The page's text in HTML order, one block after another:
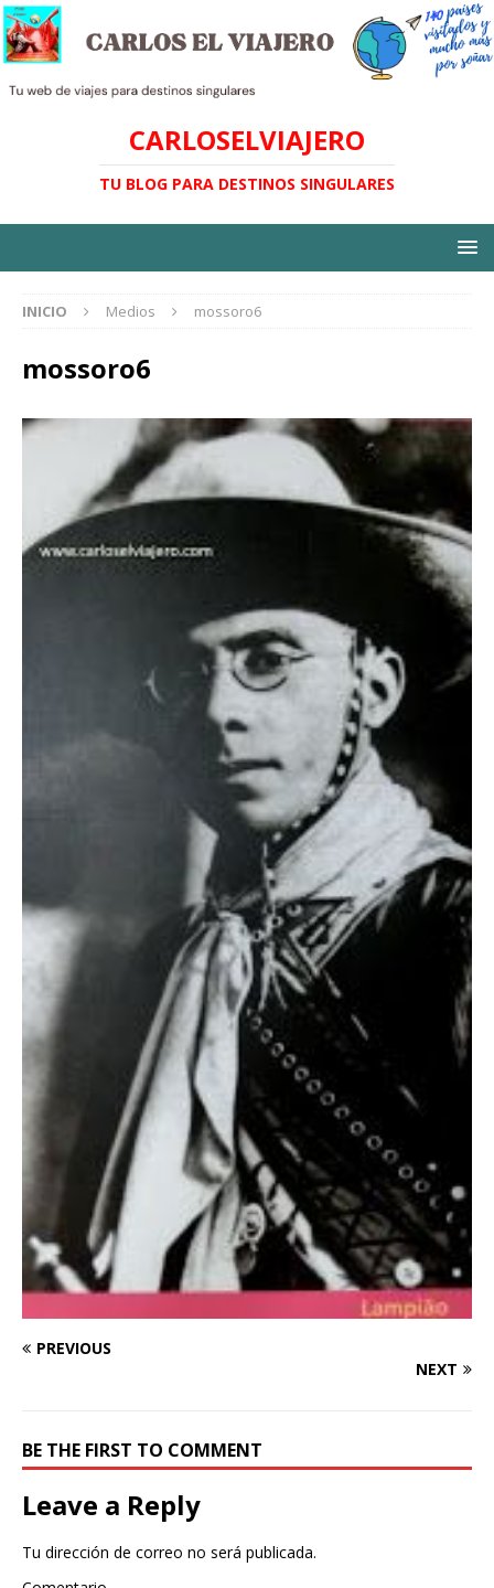
CARLOSELVIAJERO
TU BLOG PARA DESTINOS SINGULARES
INICIO Medios mossoro6
mossoro6
PREVIOUS
NEXT
BE THE FIRST TO COMMENT
Leave a Reply
Tu dirección de correo no será publicada.